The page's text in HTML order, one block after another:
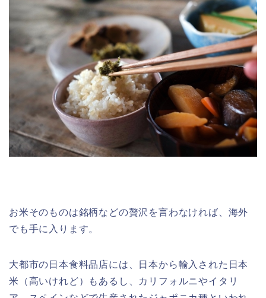
お米そのものは銘柄などの贅沢を言わなければ、海外
でも手に入ります。
大都市の日本食料品店には、日本から輸入された日本
米（高いけれど）もあるし、カリフォルニやイタリ